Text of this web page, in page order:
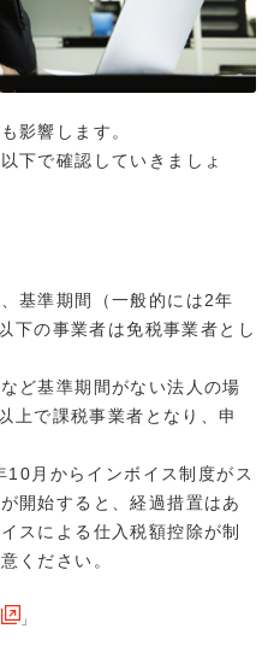
影響します。
下で確認していきましょ
基準期間（一般的には2年
下の事業者は免税事業者とし
ど基準期間がない法人の場
上で課税事業者となり、申
月からインボイス制度がス
開始すると、経過措置はあ
スによる仕入税額控除が制
ください。
」